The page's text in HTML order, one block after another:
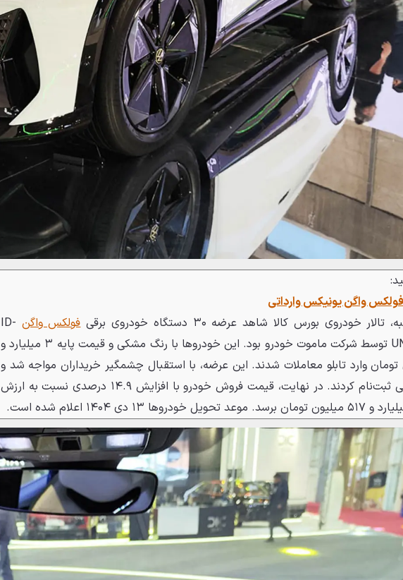
واگن یونیکس وارداتی
خودروی بورس کالا شاهد عرضه ۳۰ دستگاه خودروی برقی
فولکس واگن ID-
UNYX ULTRA توسط شرکت ماموت خودرو بود. این خودروها با رنگ مشکی و قیمت پایه ۳ میلیارد و
تومان وارد تابلو معاملات شدند. این عرضه، با استقبال چشمگیر خریداران مواجه شد و
۱۳۷ متقاضی ثبت‌نام کردند. در نهایت، قیمت فروش خودرو با افزایش ۱۴.۹ درصدی نسبت به ارزش